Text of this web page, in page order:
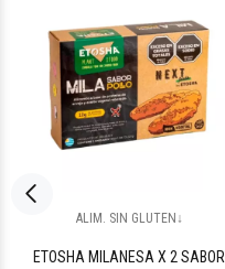
ALIM. SIN GLUTEN↓
ETOSHA MILANESA X 2 SABOR